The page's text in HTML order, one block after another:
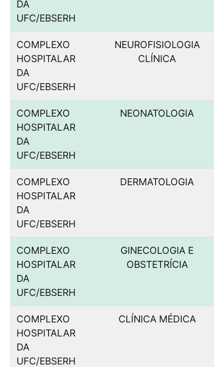
DA
UFC/EBSERH
COMPLEXO
HOSPITALAR
DA
UFC/EBSERH
NEUROFISIOLOGIA
CLÍNICA
COMPLEXO
HOSPITALAR
DA
UFC/EBSERH
NEONATOLOGIA
COMPLEXO
HOSPITALAR
DA
UFC/EBSERH
DERMATOLOGIA
COMPLEXO
HOSPITALAR
DA
UFC/EBSERH
GINECOLOGIA E
OBSTETRÍCIA
COMPLEXO
HOSPITALAR
DA
UFC/EBSERH
CLÍNICA MÉDICA